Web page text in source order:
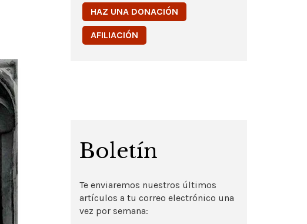
HAZ UNA DONACIÓN
AFILIACIÓN
Boletín
Te enviaremos nuestros últimos
artículos a tu correo electrónico una
vez por semana: